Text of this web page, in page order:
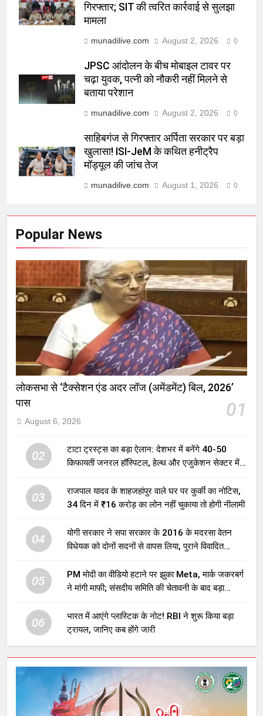
गिरफ्तार; SIT की त्वरित कार्रवाई से सुलझा
मामला
munadilive.com August 2, 2026 0
JPSC आंदोलन के बीच मोबाइल टावर पर
चढ़ा युवक, पत्नी को नौकरी नहीं मिलने से
बताया परेशान
munadilive.com August 2, 2026 0
साहिबगंज से गिरफ्तार अर्पिता सरकार पर बड़ा
खुलासा! ISI-JeM के कथित हनीट्रैप
मॉड्यूल की जांच तेज
munadilive.com August 1, 2026 0
Popular News
लोकसभा से ‘टैक्सेशन एंड अदर लॉज (अमेंडमेंट) बिल, 2026’
पास
01
August 6, 2026
02
टाटा ट्रस्ट्स का बड़ा ऐलान: देशभर में बनेंगे 40-50
किफायती जनरल हॉस्पिटल, हेल्थ और एजुकेशन सेक्टर में
03
राजपाल यादव के शाहजहांपुर वाले घर पर कुर्की का नोटिस,
34 दिन में ₹16 करोड़ का लोन नहीं चुकाया तो होगी नीलामी
04
योगी सरकार ने सपा सरकार के 2016 के मदरसा वेतन
विधेयक को दोनों सदनों से वापस लिया, पुराने विवादित
05
PM मोदी का वीडियो हटाने पर झुका Meta, मार्क जकरबर्ग
ने मांगी माफी; संसदीय समिति की चेतावनी के बाद बड़ा
06
भारत में आएंगे प्लास्टिक के नोट! RBI ने शुरू किया बड़ा
ट्रायल, जानिए कब होंगे जारी